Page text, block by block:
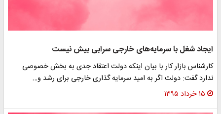
ایجاد شغل با سرمایه‌های خارجی سرابی بیش نیست
کارشناس بازار کار با بیان اینکه دولت اعتقاد جدی به بخش خصوصی
ندارد گفت: دولت اگر به امید سرمایه گذاری خارجی برای رشد و…
۱۵ خرداد ۱۳۹۵